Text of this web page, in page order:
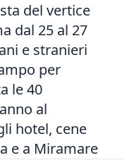
del vertice
dal 25 al 27
e stranieri
per
le 40
al
hotel, cene
e a Miramare